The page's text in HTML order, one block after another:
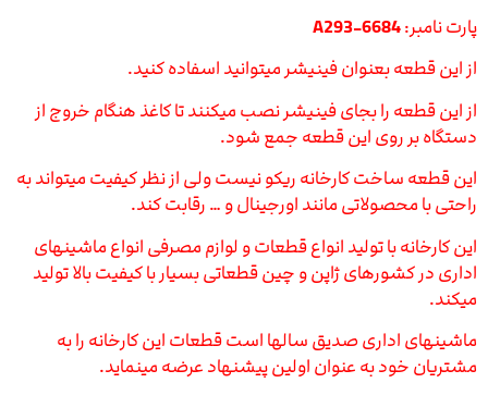
پارت نامبر:A293-6684
از این قطعه بعنوان فینیشر میتوانید اسفاده کنید.
از این قطعه را بجای فینیشر نصب میکنند تا کاغذ هنگام خروج از
دستگاه بر روی این قطعه جمع شود.
این قطعه ساخت کارخانه ریکو نیست ولی از نظر کیفیت میتواند به
راحتی با محصولاتی مانند اورجینال و … رقابت کند.
این کارخانه با تولید انواع قطعات و لوازم مصرفی انواع ماشینهای
اداری در کشورهای ژاپن و چین قطعاتی بسیار با کیفیت بالا تولید
میکند.
ماشینهای اداری صدیق سالها است قطعات این کارخانه را به
مشتریان خود به عنوان اولین پیشنهاد عرضه مینماید.